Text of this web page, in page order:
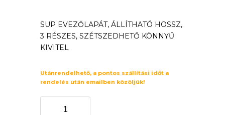
19
800 Ft.
price
is:
16
500 Ft.
SUP EVEZŐLAPÁT, ÁLLÍTHATÓ HOSSZ,
3 RÉSZES, SZÉTSZEDHETŐ KÖNNYŰ
KIVITEL
Utánrendelhető, a pontos szállítási időt a
rendelés után emailben közöljük!